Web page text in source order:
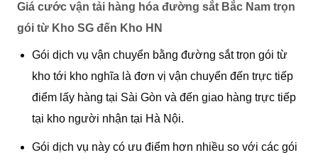
Giá cước vận tải hàng hóa đường sắt Bắc Nam trọn
gói từ Kho SG đến Kho HN
Gói dịch vụ vận chuyển bằng đường sắt trọn gói từ
kho tới kho nghĩa là đơn vị vận chuyển đến trực tiếp
điểm lấy hàng tại Sài Gòn và đến giao hàng trực tiếp
tại kho người nhận tại Hà Nội.
Gói dịch vụ này có ưu điểm hơn nhiều so với các gói